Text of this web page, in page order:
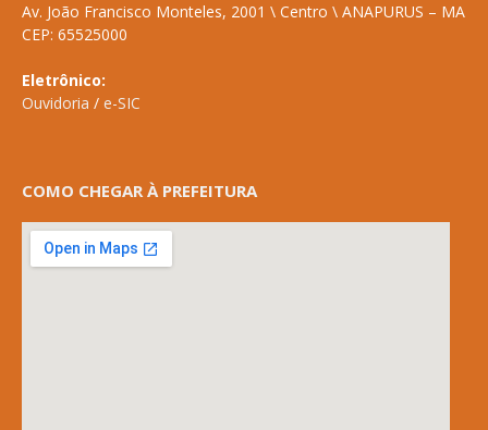
Av. João Francisco Monteles, 2001 \ Centro \ ANAPURUS – MA
CEP: 65525000
Eletrônico:
Ouvidoria / e-SIC
COMO CHEGAR À PREFEITURA